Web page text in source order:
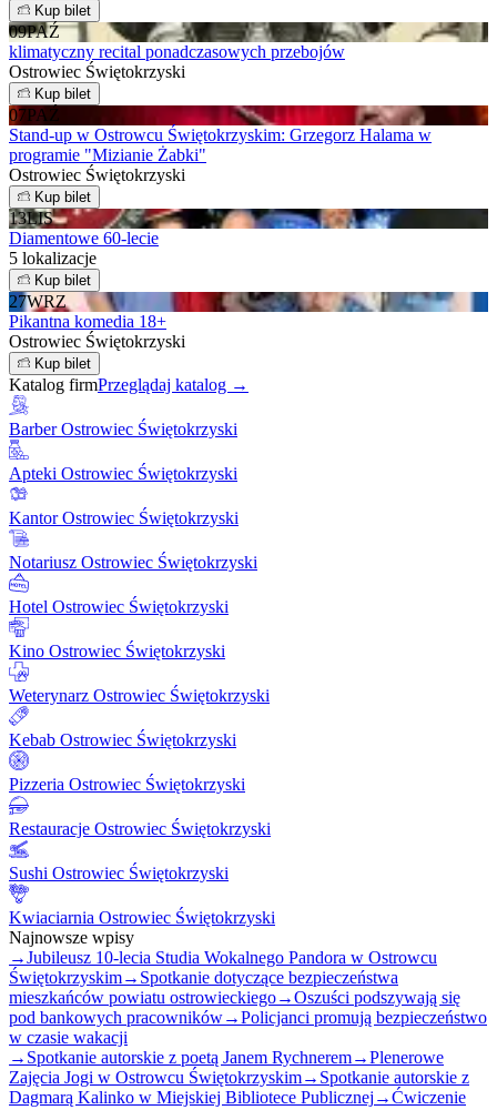
Kup bilet
09PAŹ
klimatyczny recital ponadczasowych przebojów
Ostrowiec Świętokrzyski
Kup bilet
07PAŹ
Stand-up w Ostrowcu Świętokrzyskim: Grzegorz Halama w
programie "Mizianie Żabki"
Ostrowiec Świętokrzyski
Kup bilet
13LIS
Diamentowe 60-lecie
5 lokalizacje
Kup bilet
27WRZ
Pikantna komedia 18+
Ostrowiec Świętokrzyski
Kup bilet
Katalog firmPrzeglądaj katalog →
Barber Ostrowiec Świętokrzyski
Apteki Ostrowiec Świętokrzyski
Kantor Ostrowiec Świętokrzyski
Notariusz Ostrowiec Świętokrzyski
Hotel Ostrowiec Świętokrzyski
Kino Ostrowiec Świętokrzyski
Weterynarz Ostrowiec Świętokrzyski
Kebab Ostrowiec Świętokrzyski
Pizzeria Ostrowiec Świętokrzyski
Restauracje Ostrowiec Świętokrzyski
Sushi Ostrowiec Świętokrzyski
Kwiaciarnia Ostrowiec Świętokrzyski
Najnowsze wpisy
→Jubileusz 10-lecia Studia Wokalnego Pandora w Ostrowcu
Świętokrzyskim→ Spotkanie dotyczące bezpieczeństwa
mieszkańców powiatu ostrowieckiego→Oszuści podszywają się
pod bankowych pracowników→Policjanci promują bezpieczeństwo
w czasie wakacji
→ Spotkanie autorskie z poetą Janem Rychnerem→Plenerowe
Zajęcia Jogi w Ostrowcu Świętokrzyskim→ Spotkanie autorskie z
Dagmarą Kalinko w Miejskiej Bibliotece Publicznej →Ćwiczenie